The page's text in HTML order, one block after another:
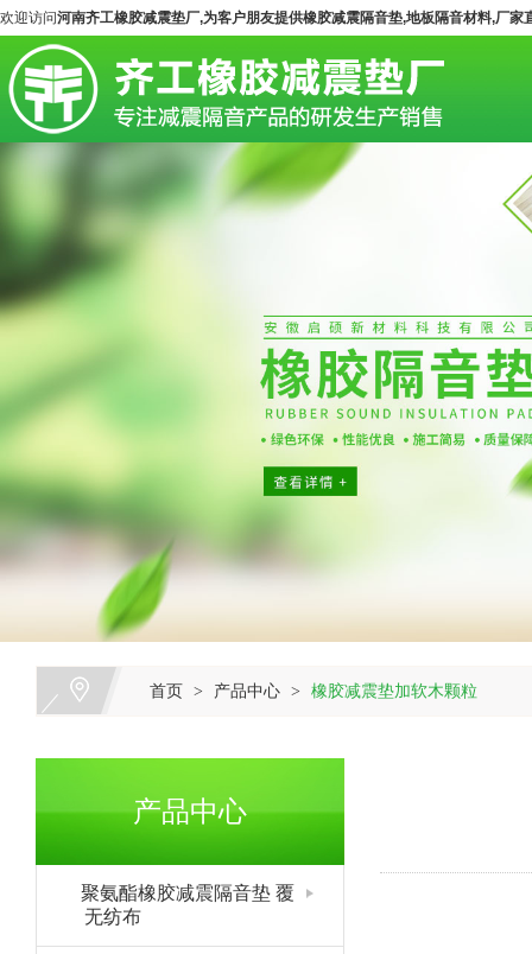
欢迎访问河南齐工橡胶减震垫厂,为客户朋友提供橡胶减震隔音垫,地板隔音材料,厂家
首页 > 产品中心 > 橡胶减震垫加软木颗粒
产品中心
聚氨酯橡胶减震隔音垫 覆
无纺布